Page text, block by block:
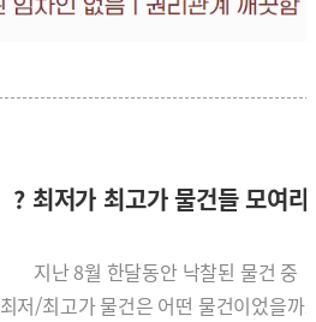
? 최저가 최고가 물건들 모여
지난 8월 한달동안 낙찰된 물건 중
최저/최고가 물건은 어떤 물건이었을까